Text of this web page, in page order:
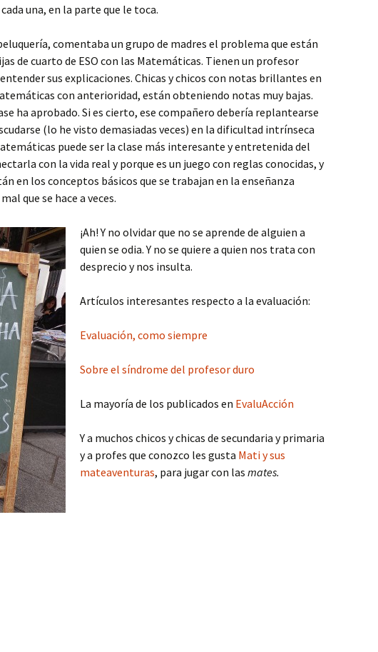
una, en la parte que le toca.
comentaba un grupo de madres el problema que están
de cuarto de ESO con las Matemáticas. Tienen un profesor
sus explicaciones. Chicas y chicos con notas brillantes en
con anterioridad, están obteniendo notas muy bajas.
ha aprobado. Si es cierto, ese compañero debería replantearse
(lo he visto demasiadas veces) en la dificultad intrínseca
puede ser la clase más interesante y entretenida del
con la vida real y porque es un juego con reglas conocidas, y
en los conceptos básicos que se trabajan en la enseñanza
que se hace a veces.
¡Ah! Y no olvidar que no se aprende de alguien a
quien se odia. Y no se quiere a quien nos trata con
desprecio y nos insulta.
Artículos interesantes respecto a la evaluación:
Evaluación, como siempre
Sobre el síndrome del profesor duro
La mayoría de los publicados en EvaluAcción
Y a muchos chicos y chicas de secundaria y primaria
y a profes que conozco les gusta Mati y sus
mateaventuras, para jugar con las mates.